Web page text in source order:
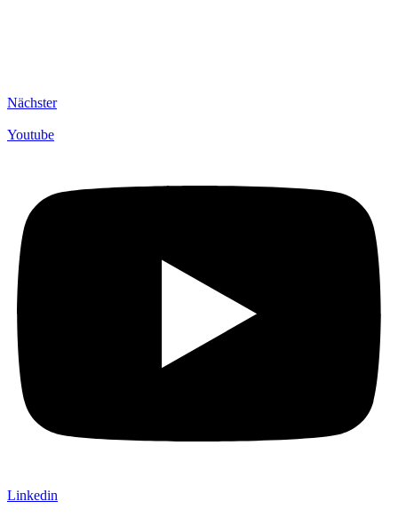
Nächster
Youtube
Linkedin